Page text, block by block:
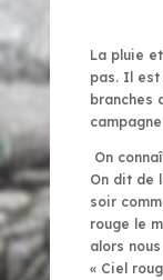
La pluie
pas. Il est
branches
On
On dit de
soir
rouge le
alors
« Ciel